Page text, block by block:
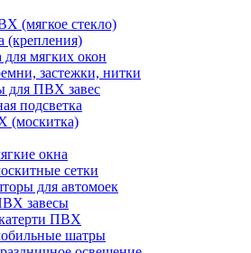
(мягкое стекло)
(крепления)
для мягких окон
застежки, нитки
для ПВХ завес
подсветка
(москитка)
окна
сетки
для автомоек
завесы
ПВХ
шатры